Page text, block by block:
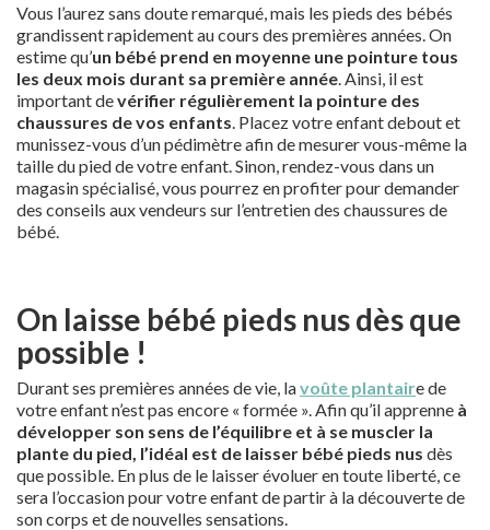
Vous l’aurez sans doute remarqué, mais les pieds des bébés
grandissent rapidement au cours des premières années. On
estime qu’un bébé prend en moyenne une pointure tous
les deux mois durant sa première année . Ainsi, il est
important devérifier régulièrement la pointure des
chaussures de vos enfants . Placez votre enfant debout et
munissez-vous d’un pédimètre afin de mesurer vous-même la
taille du pied de votre enfant. Sinon, rendez-vous dans un
magasin spécialisé, vous pourrez en profiter pour demander
des conseils aux vendeurs sur l’entretien des chaussures de
bébé.
On laisse bébé pieds nus dès que
possible !
Durant ses premières années de vie, lavoûte plantaire de
votre enfant n’est pas encore « formée ». Afin qu’il apprenne à
développer son sens de l’équilibre et à se muscler la
plante du pied, l’idéal est de laisser bébé pieds nus dès
que possible. En plus de le laisser évoluer en toute liberté, ce
sera l’occasion pour votre enfant de partir à la découverte de
son corps et de nouvelles sensations.